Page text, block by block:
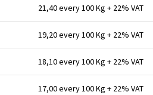
21,40 every 100 Kg + 22% VAT
19,20 every 100 Kg + 22% VAT
18,10 every 100 Kg + 22% VAT
17,00 every 100 Kg + 22% VAT